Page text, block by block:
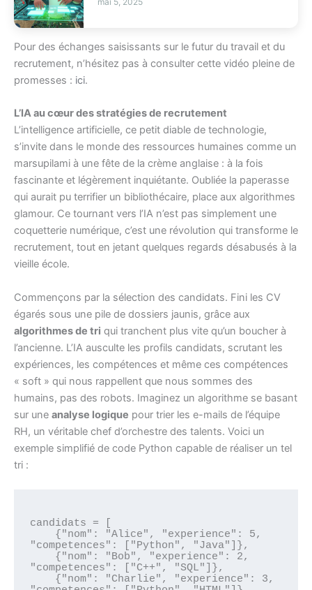
Pour des échanges saisissants sur le futur du travail et du
recrutement, n’hésitez pas à consulter cette vidéo pleine de
promesses : ici.
L’IA au cœur des stratégies de recrutement
L’intelligence artificielle, ce petit diable de technologie,
s’invite dans le monde des ressources humaines comme un
marsupilami à une fête de la crème anglaise : à la fois
fascinante et légèrement inquiétante. Oubliée la paperasse
qui aurait pu terrifier un bibliothécaire, place aux algorithmes
glamour. Ce tournant vers l’IA n’est pas simplement une
coquetterie numérique, c’est une révolution qui transforme le
recrutement, tout en jetant quelques regards désabusés à la
vieille école.
Commençons par la sélection des candidats. Fini les CV
égarés sous une pile de dossiers jaunis, grâce aux
algorithmes de tri qui tranchent plus vite qu’un boucher à
l’ancienne. L’IA ausculte les profils candidats, scrutant les
expériences, les compétences et même ces compétences
« soft » qui nous rappellent que nous sommes des
humains, pas des robots. Imaginez un algorithme se basant
sur une analyse logique pour trier les e-mails de l’équipe
RH, un véritable chef d’orchestre des talents. Voici un
exemple simplifié de code Python capable de réaliser un tel
tri :
candidats = [
"competences": ["Python", "Java"]},
"competences": ["C++", "SQL"]},